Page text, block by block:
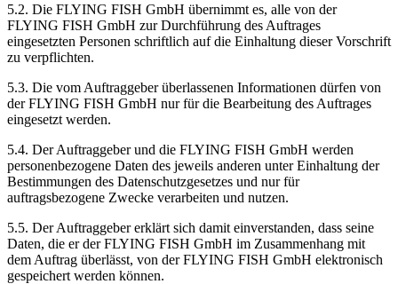
5.2. Die FLYING FISH GmbH übernimmt es, alle von der
FLYING FISH GmbH zur Durchführung des Auftrages
eingesetzten Personen schriftlich auf die Einhaltung dieser Vorschrift
zu verpflichten.
5.3. Die vom Auftraggeber überlassenen Informationen dürfen von
der FLYING FISH GmbH nur für die Bearbeitung des Auftrages
eingesetzt werden.
5.4. Der Auftraggeber und die FLYING FISH GmbH werden
personenbezogene Daten des jeweils anderen unter Einhaltung der
Bestimmungen des Datenschutzgesetzes und nur für
auftragsbezogene Zwecke verarbeiten und nutzen.
5.5. Der Auftraggeber erklärt sich damit einverstanden, dass seine
Daten, die er der FLYING FISH GmbH im Zusammenhang mit
dem Auftrag überlässt, von der FLYING FISH GmbH elektronisch
gespeichert werden können.